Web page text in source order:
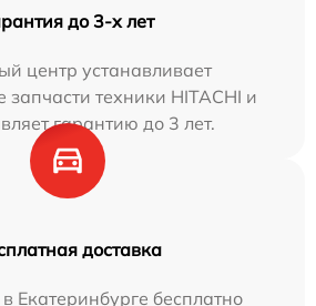
до 3-х лет
центр устанавливает
запчасти техники HITACHI и
гарантию до 3 лет.
доставка
Екатеринбурге бесплатно